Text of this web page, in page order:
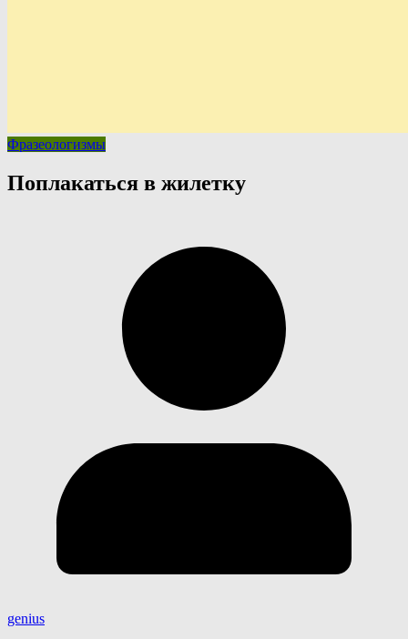
Фразеологизмы
Поплакаться в жилетку
genius